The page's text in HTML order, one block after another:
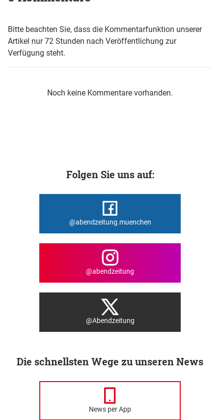
Bitte beachten Sie, dass die Kommentarfunktion unserer
Artikel nur 72 Stunden nach Veröffentlichung zur
Verfügung steht.
Noch keine Kommentare vorhanden.
Folgen Sie uns auf:
@abendzeitung.muenchen
@abendzeitung
@Abendzeitung
Die schnellsten Wege zu unseren News
News per App